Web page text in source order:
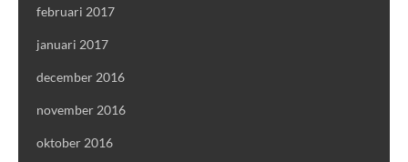
februari 2017
januari 2017
december 2016
november 2016
oktober 2016